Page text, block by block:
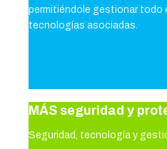
permitiéndole gestionar todo
tecnologías asociadas.
MÁS seguridad y
Seguridad, tecnología y